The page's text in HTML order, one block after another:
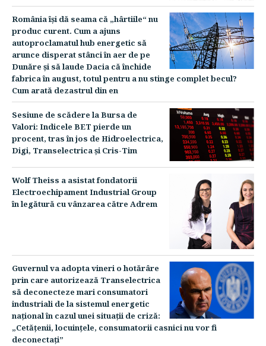
România îşi dă seama că „hârtiile“ nu
produc curent. Cum a ajuns
autoproclamatul hub energetic să
arunce disperat stânci în aer de pe
Dunăre şi să laude Dacia că închide
fabrica în august, totul pentru a nu stinge complet becul?
Cum arată dezastrul din en
Sesiune de scădere la Bursa de
Valori: Indicele BET pierde un
procent, tras în jos de Hidroelectrica,
Digi, Transelectrica şi Cris-Tim
Wolf Theiss a asistat fondatorii
Electroechipament Industrial Group
în legătură cu vânzarea către Adrem
Guvernul va adopta vineri o hotărâre
prin care autorizează Transelectrica
să deconecteze mari consumatori
industriali de la sistemul energetic
naţional în cazul unei situaţii de criză:
„Cetăţenii, locuinţele, consumatorii casnici nu vor fi
deconectaţi”